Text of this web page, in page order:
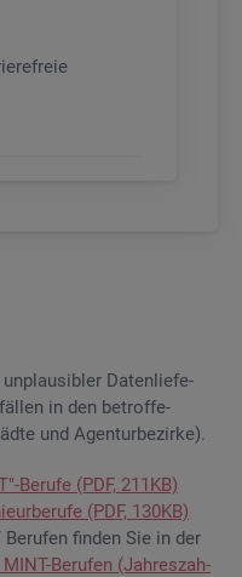
Da­ten­lie­fe­
in den be­trof­fe­
und Agen­tur­be­zir­ke).
Be­ru­fe (PDF, 211KB)
(PDF, 130KB)
fin­den Sie in der
Be­ru­fen (Jah­res­zah­